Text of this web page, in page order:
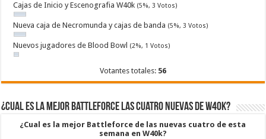
Cajas de Inicio y Escenografia W40k (5%, 3 Votos)
Nueva caja de Necromunda y cajas de banda (5%, 3 Votos)
Nuevos jugadores de Blood Bowl (2%, 1 Votos)
Votantes totales: 56
¿Cual es la mejor Battleforce las cuatro nuevas de W40k?
¿Cual es la mejor Battleforce de las nuevas cuatro de esta
semana en W40k?